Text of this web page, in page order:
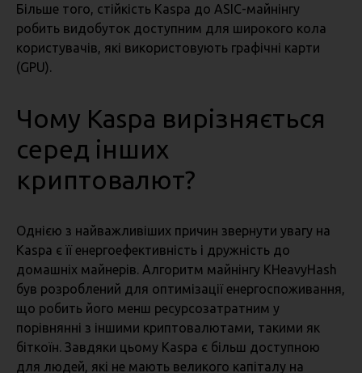
Більше того, стійкість Kaspa до ASIC-майнінгу
робить видобуток доступним для широкого кола
користувачів, які використовують графічні карти
(GPU).
Чому Kaspa вирізняється
серед інших
криптовалют?
Однією з найважливіших причин звернути увагу на
Kaspa є її енергоефективність і дружність до
домашніх майнерів. Алгоритм майнінгу KHeavyHash
був розроблений для оптимізації енергоспоживання,
що робить його менш ресурсозатратним у
порівнянні з іншими криптовалютами, такими як
біткоїн. Завдяки цьому Kaspa є більш доступною
для людей, які не мають великого капіталу на